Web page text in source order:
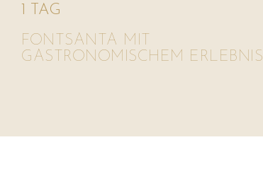
1 TAG
FONTSANTA MIT
GASTRONOMISCHEM ERLEBNIS